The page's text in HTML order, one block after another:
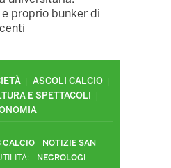
proprio bunker di
ASCOLI CALCIO
E SPETTACOLI
CALCIO
NOTIZIE SAN
NECROLOGI